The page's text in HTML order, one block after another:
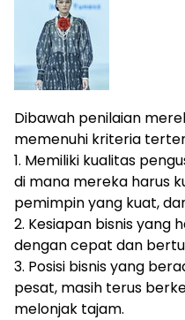
Dibawah penilaian
memenuhi kriteria
1. Memiliki kualitas
di mana mereka harus
pemimpin yang kuat,
2. Kesiapan bisnis yang
dengan cepat dan
3. Posisi bisnis yang
pesat, masih terus
melonjak tajam.